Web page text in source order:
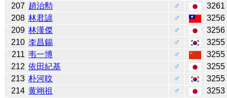
207 趙治勲 ♂
3261
208 林君諺 ♂
3256
209 林漢傑 ♂
3256
210 李昌錫 ♂
3255
211 韦一博 ♂
3255
212 依田紀基 ♂
3255
213 朴河旼 ♂
3255
214 黄翊祖 ♂
3253